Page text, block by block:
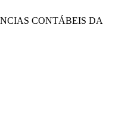
CONTÁBEIS DA